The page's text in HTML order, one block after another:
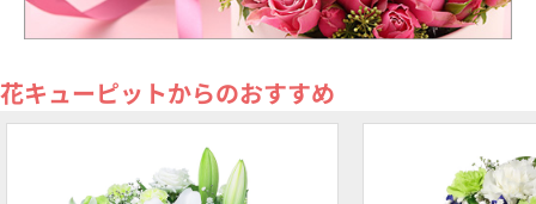
花キューピットからのおすすめ